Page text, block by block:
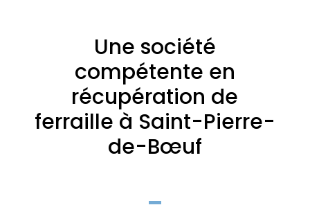
Une société
compétente en
récupération de
ferraille à Saint-Pierre-
de-Bœuf